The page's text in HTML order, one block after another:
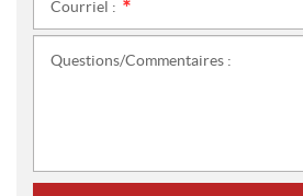
Courriel :
Questions/Commentaires :